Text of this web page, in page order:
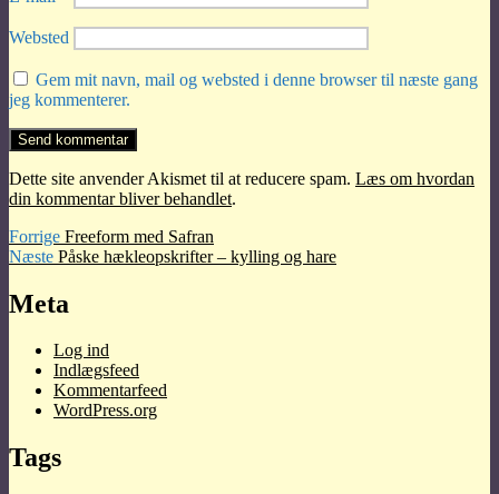
Websted
Gem mit navn, mail og websted i denne browser til næste gang
jeg kommenterer.
Dette site anvender Akismet til at reducere spam. Læs om hvordan
din kommentar bliver behandlet.
Indlægsnavigation
Forrige Forrige
indlæg:
Freeform med Safran
Næste Næste
Påske hækleopskrifter – kylling og hare
Meta
Log ind
Indlægsfeed
Kommentarfeed
WordPress.org
Tags